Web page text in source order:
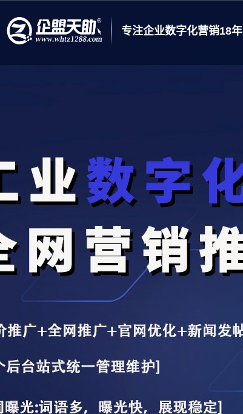
专注企业数字化营销18年